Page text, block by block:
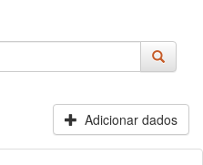
Adicionar dados